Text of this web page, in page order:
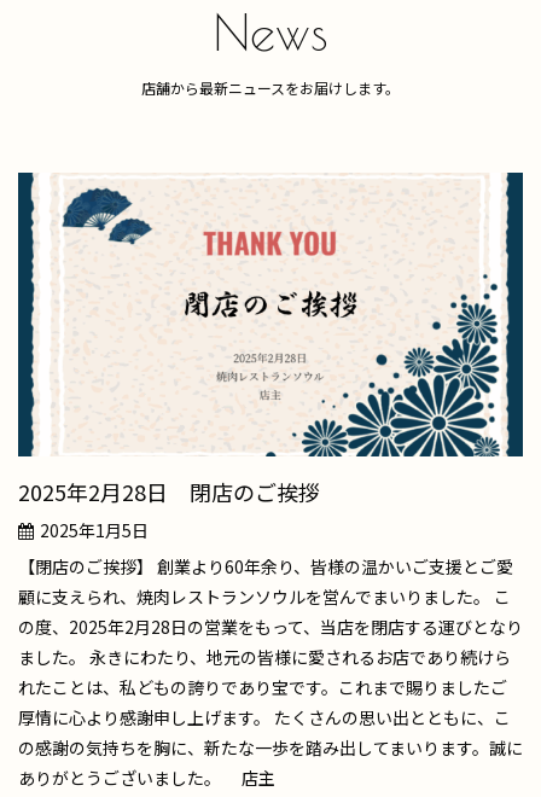
News
店舗から最新ニュースをお届けします。
2025年2月28日 閉店のご挨拶
2025年1月5日
【閉店のご挨拶】 創業より60年余り、皆様の温かいご支援とご愛
顧に支えられ、焼肉レストランソウルを営んでまいりました。 こ
の度、2025年2月28日の営業をもって、当店を閉店する運びとなり
ました。 永きにわたり、地元の皆様に愛されるお店であり続けら
れたことは、私どもの誇りであり宝です。これまで賜りましたご
厚情に心より感謝申し上げます。 たくさんの思い出とともに、こ
の感謝の気持ちを胸に、新たな一歩を踏み出してまいります。誠に
ありがとうございました。 店主